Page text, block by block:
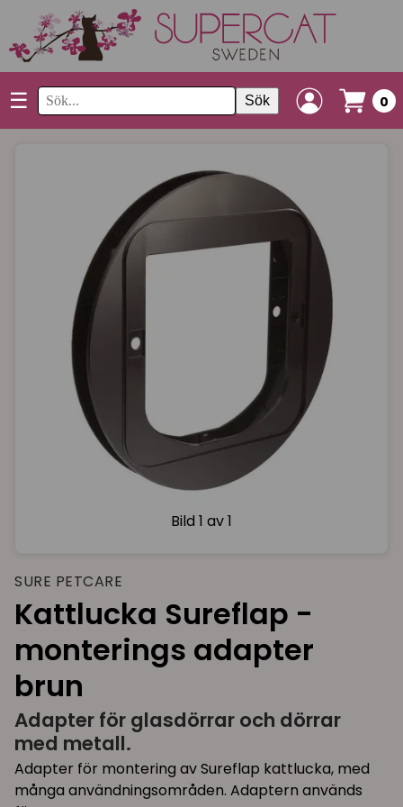
☰ Sök 0
Bild 1 av 1
SURE PETCARE
Kattlucka Sureflap -
monterings adapter
brun
Adapter för glasdörrar och dörrar
med metall.
Adapter för montering av Sureflap kattlucka, med
många användningsområden. Adaptern används